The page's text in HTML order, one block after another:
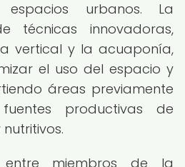
espacios urbanos. La
técnicas innovadoras,
vertical y la acuaponía,
el uso del espacio y
áreas previamente
productivas de
entre miembros de la